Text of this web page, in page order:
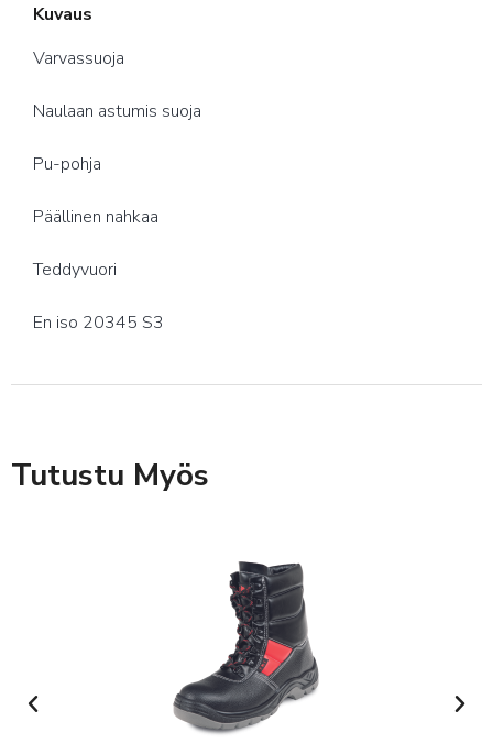
Kuvaus
Varvassuoja
Naulaan astumis suoja
Pu-pohja
Päällinen nahkaa
Teddyvuori
En iso 20345 S3
Tutustu Myös